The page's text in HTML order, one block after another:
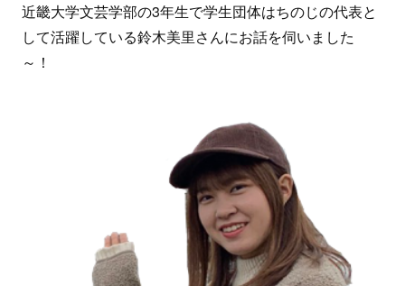
近畿大学文芸学部の3年生で学生団体はちのじの代表と
して活躍している鈴木美里さんにお話を伺いました
～！